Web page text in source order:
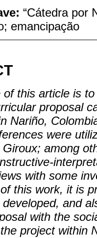
“Cátedra por
emancipação
of this article is
proposal
Nariño,
were
among
with some
this work, it is
and
with the
project within